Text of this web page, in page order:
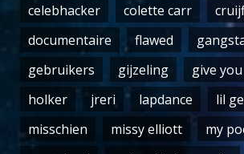
celebhacker
colette carr
documentaire
flawed
gebruikers
gijzeling give
holker
jreri lapdance
lil
misschien
missy elliott my